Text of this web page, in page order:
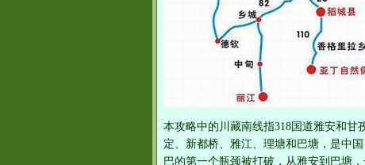
本攻略中的川藏南线指318国道雅安和
定、新都桥、雅江、理塘和巴塘，是中
巴的第一个瓶颈被打破，从雅安到巴塘